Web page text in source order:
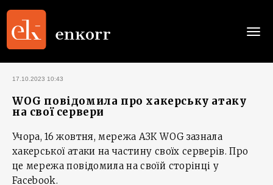
17.10.2023 10:43
WOG повідомила про хакерську атаку
на свої сервери
Учора, 16 жовтня, мережа АЗК WOG зазнала
хакерської атаки на частину своїх серверів. Про
це мережа повідомила на своїй сторінці у
Facebook.